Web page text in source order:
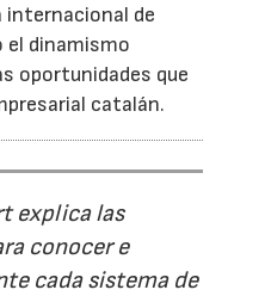
de
el dinamismo
oportunidades que
catalán.
explica las
conocer e
cada sistema de